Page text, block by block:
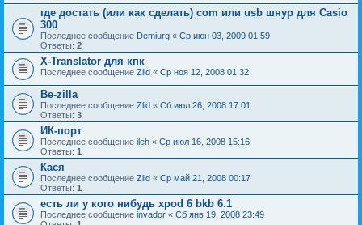
где достать (или как сделать) com или usb шнур для Casio
300
Последнее сообщение Demiurg « Ср июн 03, 2009 01:59
Ответы: 2
X-Translator для кпк
Последнее сообщение Zlid « Ср ноя 12, 2008 01:32
Be-zilla
Последнее сообщение Zlid « Сб июл 26, 2008 17:01
Ответы: 3
ИК-порт
Последнее сообщение ileh « Ср июл 16, 2008 15:16
Ответы: 1
Кася
Последнее сообщение Zlid « Ср май 21, 2008 00:17
Ответы: 1
есть ли у кого нибудь xpod 6 bkb 6.1
Последнее сообщение invador « Сб янв 19, 2008 23:49